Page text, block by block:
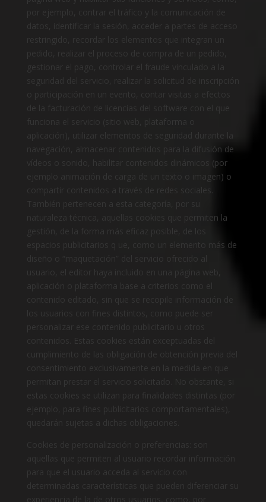
por ejemplo, contrar el tráfico y la comunicación de
datos, identificar la sesión, acceder a partes de acceso
restringido, recordar los elementos que integran un
pedido, realizar el proceso de compra de un pedido,
gestionar el pago, controlar el fraude vinculado a la
seguridad del servicio, realizar la solicitud de inscripción
o participación en un evento, contar visitas a efectos
de la facturación de licencias del software con el que
funciona el servicio (sitio web, plataforma o
aplicación), utilizar elementos de seguridad durante la
navegación, almacenar contenidos para la difusión de
vídeos o sonido, habilitar contenidos dinámicos (por
ejemplo animación de carga de un texto o imagen) o
compartir contenidos a través de redes sociales.
También pertenecen a esta categoría, por su
naturaleza técnica, aquellas cookies que permiten la
gestión, de la forma más eficaz posible, de los
espacios publicitarios q ue, como un elemento más de
diseño o “maquetación” del servicio ofrecido al
usuario, el editor haya incluido en una página web,
aplicación o plataforma base a criterios como el
contenido editado, sin que se recopile información de
los usuarios con fines distintos, como puede ser
personalizar ese contenido publicitario u otros
contenidos. Estas cookies están exceptuadas del
cumplimiento de las obligación de obtención previa del
consentimiento exclusivamente en la medida en que
permitan prestar el servicio solicitado. No obstante, si
estas cookies se utilizan para finalidades distintas (por
ejemplo, para fines publicitarios comportamentales),
quedarán sujetas a dichas obligaciones.
Cookies de personalización o preferencias: son
aquellas que permiten al usuario recordar información
para que el usuario acceda al servicio con
determinadas características que pueden diferenciar su
experiencia de la de otros usuarios, como, por